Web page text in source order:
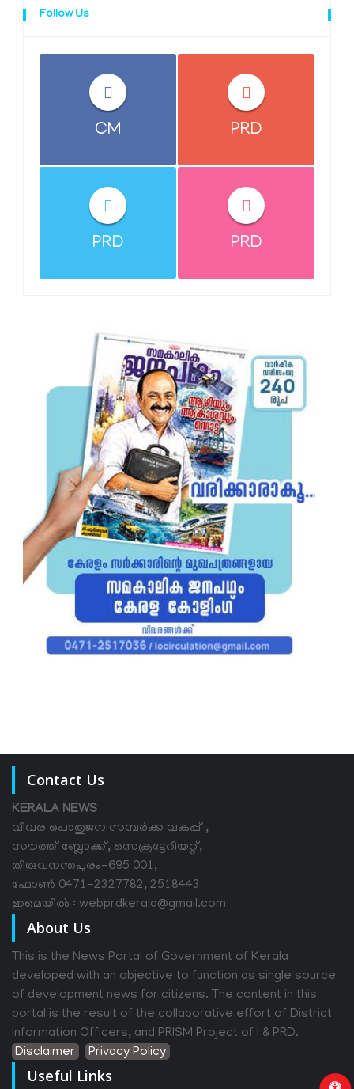
Follow Us
CM PRD
PRD PRD
Contact Us
KERALA NEWS
വിവര പൊതുജന സമ്പര്‍ക്ക വകുപ്പ് ,
സൗത്ത് ബ്ലോക്ക്, സെക്രട്ടേറിയറ്റ്,
തിരുവനന്തപുരം-695 001,
ഫോൺ 0471-2327782, 2518443
ഇമെയിൽ : webprdkerala@gmail.com
About Us
This is the News Portal of Government of Kerala
developed with an objective to function as single source
of development news for citizens. The content in this
portal is the result of the collaborative effort of District
Information Officers, and PRISM Project of I & PRD.
Disclaimer
Privacy Policy
Useful Links